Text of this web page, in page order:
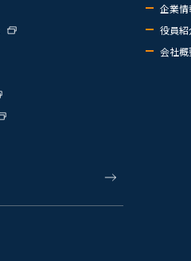
企業
役員紹
会社概